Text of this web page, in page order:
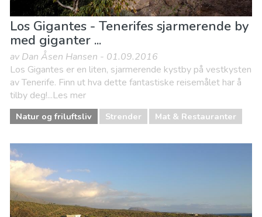
Los Gigantes - Tenerifes sjarmerende by
med giganter ...
av Dan Åsen Hansen - 01.09.2016
Los Gigantes er en liten, sjarmerende kystby på vestkysten
av Tenerife. Finn ut hva dette fantastiske reisemålet har å
tilby deg!...Les mer
Natur og friluftsliv Strender Mat & Restauranter